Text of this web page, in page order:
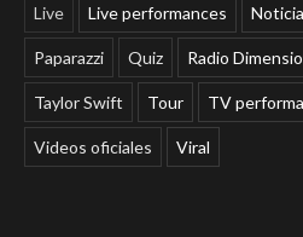
Live Live performances
Paparazzi Quiz Radio
Taylor Swift Tour TV
Videos oficiales Viral